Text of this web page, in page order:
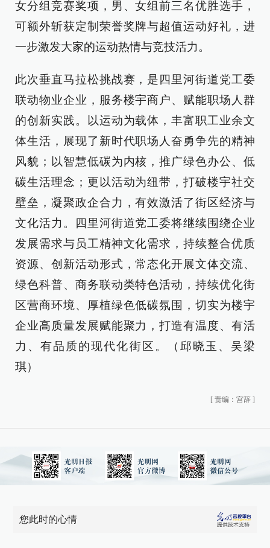
女分组竞赛奖项，男、女组前三名优胜选手，
可额外斩获定制荣誉奖牌与超值运动好礼，进
一步激发大家的运动热情与竞技活力。
此次垂直马拉松挑战赛，是四里河街道党工委
联动物业企业，服务楼宇商户、赋能职场人群
的创新实践。以运动为载体，丰富职工业余文
体生活，展现了新时代职场人奋勇争先的精神
风貌；以智慧低碳为内核，推广绿色办公、低
碳生活理念；更以活动为纽带，打破楼宇社交
壁垒，凝聚政企合力，有效激活了街区经济与
文化活力。四里河街道党工委将继续围绕企业
发展需求与员工精神文化需求，持续整合优质
资源、创新活动形式，常态化开展文体交流、
绿色科普、商务联动类特色活动，持续优化街
区营商环境、厚植绿色低碳氛围，切实为楼宇
企业高质量发展赋能聚力，打造有温度、有活
力、有品质的现代化街区。（邱晓玉、吴梁
琪）
[ 责编：宫辞 ]
您此时的心情